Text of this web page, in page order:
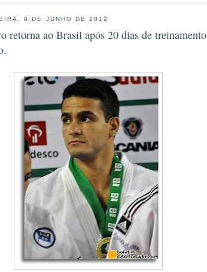
8 DE JUNHO DE 2012
retorna ao Brasil após 20 dias de treinamento